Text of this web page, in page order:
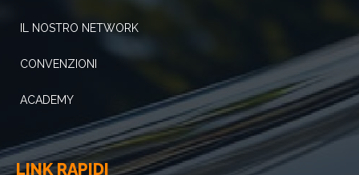
IL NOSTRO NETWORK
CONVENZIONI
ACADEMY
LINK RAPIDI